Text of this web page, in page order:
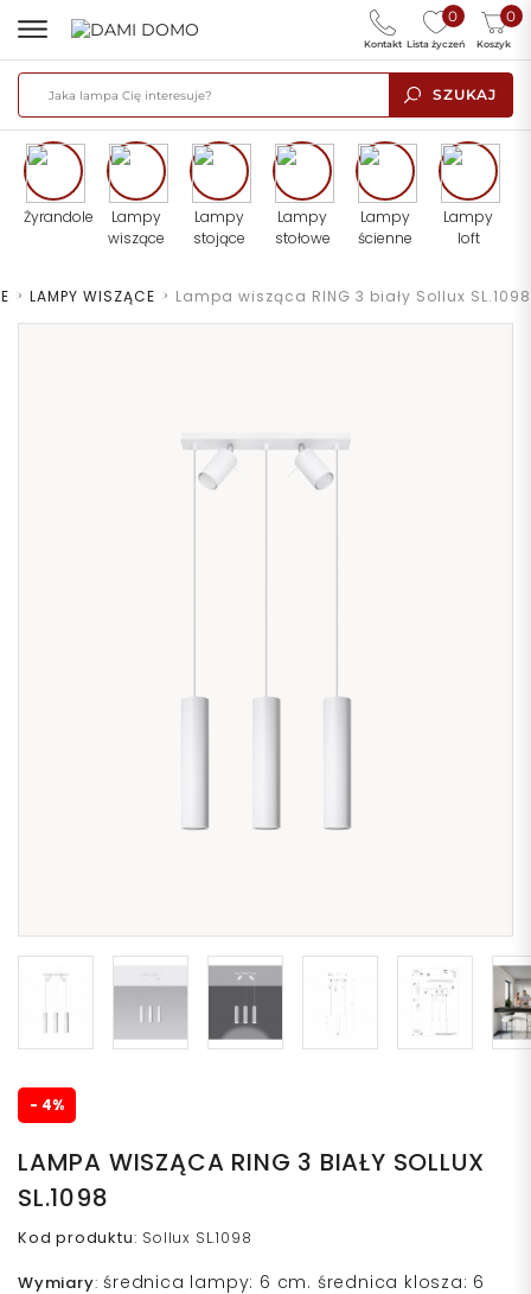
SZUKAJ
0
Lista życzeń
0
Koszyk
Kontakt
Żyrandole
Lampy
wiszące
Lampy
stojące
Lampy
stołowe
Lampy
ścienne
Lampy
loft
> LAMPY WISZĄCE > Lampa wisząca RING 3 biały Sollux SL.1098
- 4%
LAMPA WISZĄCA RING 3 BIAŁY SOLLUX
SL.1098
Kod produktu: Sollux SL.1098
Wymiary: średnica lampy: 6 cm. średnica klosza: 6